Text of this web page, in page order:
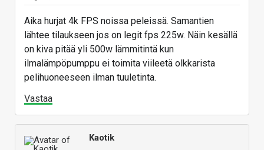
Aika hurjat 4k FPS noissa peleissä. Samantien
lähtee tilaukseen jos on legit fps 225w. Näin kesällä
on kiva pitää yli 500w lämmitintä kun
ilmalämpöpumppu ei toimita viileetä olkkarista
pelihuoneeseen ilman tuuletinta.
Vastaa
Kaotik